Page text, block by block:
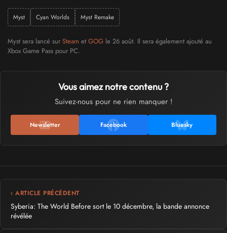
Myst Cyan Worlds Myst Remake
Myst sera lancé sur Steam et GOG le 26 août. Il sera également ajouté au
Xbox Game Pass pour PC.
Vous aimez notre contenu ?
Suivez-nous pour ne rien manquer !
Newsletter Facebook Bluesky
‹ ARTICLE PRÉCÉDENT
Syberia: The World Before sort le 10 décembre, la bande annonce
révélée